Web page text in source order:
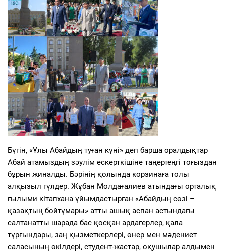
Бүгін, «Ұлы Абайдың туған күні» деп барша оралдықтар
Абай атамыздың зәулім ескерткішіне таңертеңгі тоғыздан
бұрын жиналды. Бәрінің қолында корзинаға толы
алқызыл гүлдер. Жұбан Молдағалиев атындағы орталық
ғылыми кітапхана ұйымдастырған «Абайдың сөзі –
қазақтың бойтұмары» атты ашық аспан астындағы
салтанатты шарада бас қосқан ардагерлер, қала
тұрғындары, заң қызметкерлері, өнер мен мәдениет
саласының өкілдері, студент-жастар, оқушылар алдымен